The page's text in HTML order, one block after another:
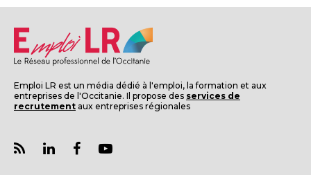
Emploi LR est un média dédié à l'emploi, la formation et aux
entreprises de l'Occitanie. Il propose des services de
recrutement aux entreprises régionales